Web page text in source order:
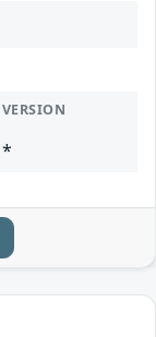
VERSION
*